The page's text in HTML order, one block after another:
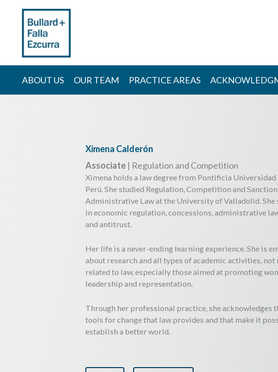
content
ABOUT US OUR TEAM PRACTICE AREAS
Ximena Calderón
Associate | Regulation and Competition
Ximena holds a law degree from Pontificia Universidad
Perú. She studied Regulation, Competition and
Administrative Law at the University of Valladolid. She
in economic regulation, concessions, administrative
and antitrust.
Her life is a never-ending learning experience. She is
about research and all types of academic activities, not
related to law, especially those aimed at promoting
leadership and representation.
Through her professional practice, she acknowledges
tools for change that law provides and that make it
establish a better world.